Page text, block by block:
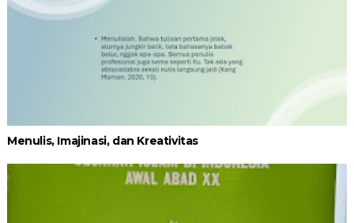
Menulis, Imajinasi, dan Kreativitas